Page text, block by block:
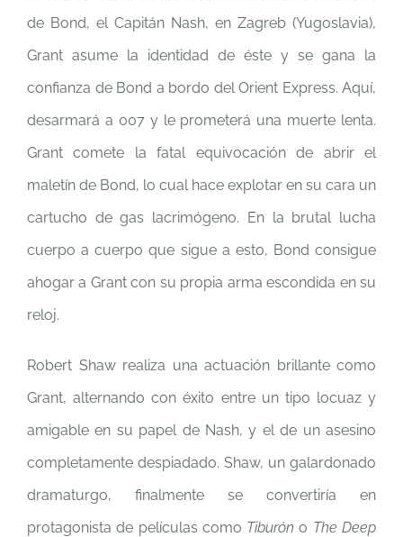
de Bond, el Capitán Nash, en Zagreb (Yugoslavia),
Grant asume la identidad de éste y se gana la
confianza de Bond a bordo del Orient Express. Aquí,
desarmará a 007 y le prometerá una muerte lenta.
Grant comete la fatal equivocación de abrir el
maletín de Bond, lo cual hace explotar en su cara un
cartucho de gas lacrimógeno. En la brutal lucha
cuerpo a cuerpo que sigue a esto, Bond consigue
ahogar a Grant con su propia arma escondida en su
reloj.
Robert Shaw realiza una actuación brillante como
Grant, alternando con éxito entre un tipo locuaz y
amigable en su papel de Nash, y el de un asesino
completamente despiadado. Shaw, un galardonado
dramaturgo, finalmente se convertiría en
protagonista de películas como Tiburón o The Deep